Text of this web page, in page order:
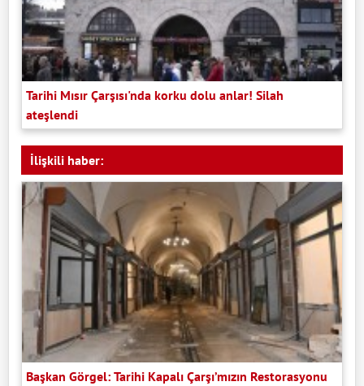
Tarihi Mısır Çarşısı'nda korku dolu anlar! Silah
ateşlendi
İlişkili haber:
Başkan Görgel: Tarihi Kapalı Çarşı’mızın Restorasyonu